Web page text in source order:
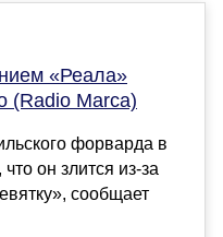
«Реала»
(Radio Marca)
форварда в
он злится из-за
сообщает